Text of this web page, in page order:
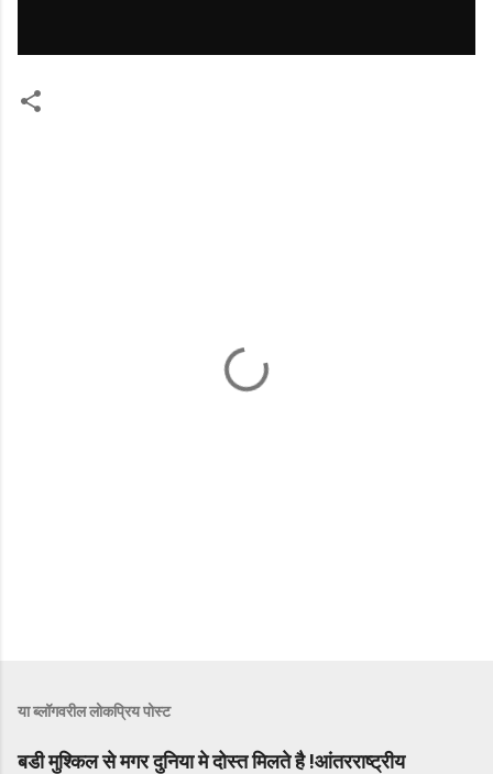
या ब्लॉगवरील लोकप्रिय पोस्ट
बडी मुश्किल से मगर दुनिया मे दोस्त मिलते है !आंतरराष्ट्रीय